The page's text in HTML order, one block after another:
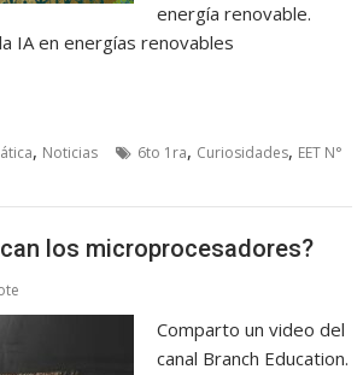
energía renovable.
IA en energías renovables
, Noticias 6to 1ra, Curiosidades, EET N°
los microprocesadores?
Comparto un video del
canal Branch Education.